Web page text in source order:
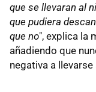
que se llevaran al
que pudiera
que no", explica la
añadiendo que
negativa a llevarse